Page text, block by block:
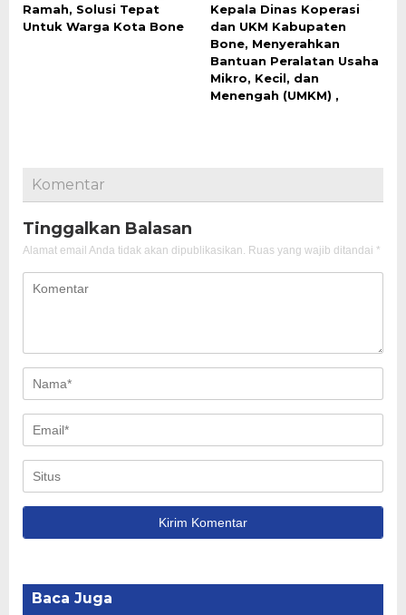
Ramah, Solusi Tepat
Untuk Warga Kota Bone
Kepala Dinas Koperasi
dan UKM Kabupaten
Bone, Menyerahkan
Bantuan Peralatan Usaha
Mikro, Kecil, dan
Menengah (UMKM) ,
Komentar
Tinggalkan Balasan
Alamat email Anda tidak akan dipublikasikan. Ruas yang wajib ditandai *
Baca Juga